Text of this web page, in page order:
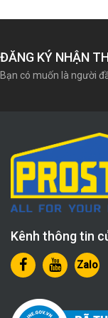
ĐĂNG KÝ NHẬN
Bạn có muốn là người
Kênh thông tin
Zalo